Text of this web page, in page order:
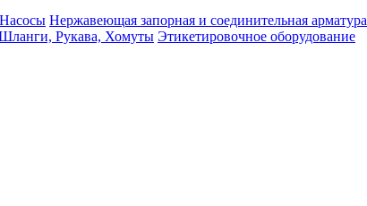
Насосы Нержавеющая запорная и соединительная арматура
Рукава, Хомуты Этикетировочное оборудование